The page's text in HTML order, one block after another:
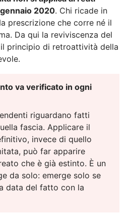
2020. Chi ricade in
prescrizione che corre né il
Da qui la reviviscenza del
principio di retroattività della
va verificato in ogni
riguardano fatti
fascia. Applicare il
invece di quello
può far apparire
che è già estinto. È un
da solo: emerge solo se
data del fatto con la